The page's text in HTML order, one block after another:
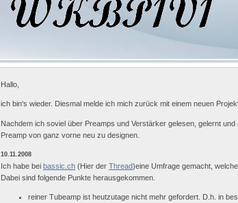
Hallo,
ich bin's wieder. Diesmal melde ich mich zurück mit einem neuen
Nachdem ich soviel über Preamps und Verstärker gelesen, gelernt
Preamp von ganz vorne neu zu designen.
10.11.2008
Ich habe bei bassic.ch (Hier der Thread)eine Umfrage gemacht,
Dabei sind folgende Punkte herausgekommen.
reiner Tubeamp ist heutzutage nicht mehr gefordert. D.h. in